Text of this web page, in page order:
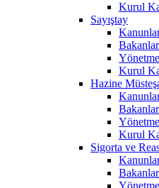
Kurul
Sayıştay
Kurul
Hazine
Kurul
Sigorta ve